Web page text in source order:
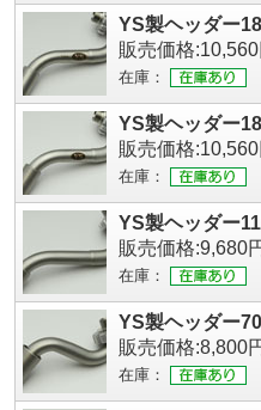
YS製ヘッダー
販売価格:10,560
在庫：
YS製ヘッダー
販売価格:10,560
在庫：
YS製ヘッダー
販売価格:9,680
在庫：
YS製ヘッダー
販売価格:8,800
在庫：